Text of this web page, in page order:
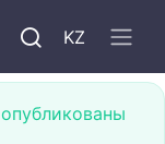
KZ